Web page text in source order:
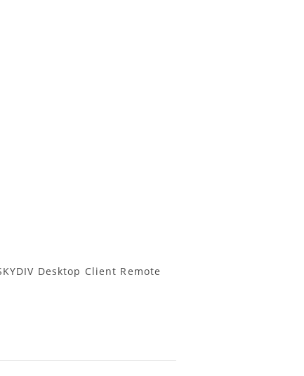
Desktop Client Remote